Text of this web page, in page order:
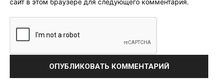
сайт в этом браузере для следующего комментария.